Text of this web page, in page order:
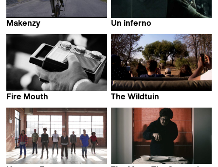
Makenzy
Un inferno
Fire Mouth
The Wildtuin